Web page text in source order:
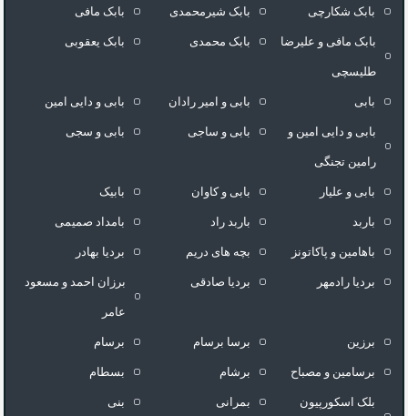
بابک شکارچی بابک شیرمحمدی بابک مافی
بابک مافی و علیرضا
طلیسچی
بابک محمدی بابک یعقوبی
بابی بابی و امیر رادان بابی و دایی امین
بابی و دایی امین و
رامین تجنگی
بابی و ساجی بابی و سجی
بابی و علیار بابی و کاوان بابیک
باربد باربد راد بامداد صمیمی
باهامین و پاکاتونز بچه های دریم بردیا بهادر
بردیا رادمهر بردیا صادقی برزان احمد و مسعود
عامر
برزین برسا برسام برسام
برسامین و مصباح برشام بسطام
بلک اسکورپیون بمرانی بنی